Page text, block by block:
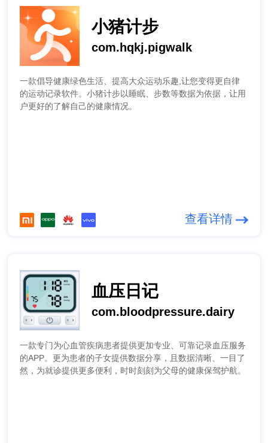
小猪计步
com.hqkj.pigwalk
一款倡导健康绿色生活、提高大众运动乐趣,让您变得更自律
的运动记录软件。小猪计步以睡眠、步数等数据为依据，让用
户更好的了解自己的健康情况。
查看详情
血压日记
com.bloodpressure.dairy
一款专门为心血管疾病患者提供更加专业、可靠记录血压服务
的APP。更为患者的子女提供数据分享，且数据清晰、一目了
然，为就诊提供更多便利，时时刻刻为父母的健康保驾护航。